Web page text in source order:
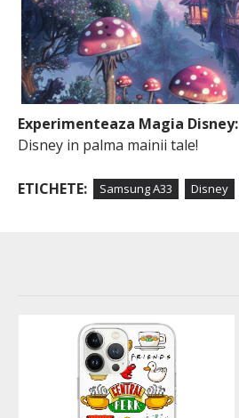
Experimenteaza Magia Disney:
Disney in palma mainii tale!
ETICHETE: Samsung A33 Disney